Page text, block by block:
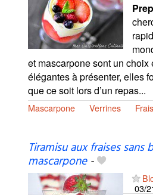
et mascarpone sont un
élégantes à présenter, elles
que ce soit lors d’un repas...
Mascarpone Verrines
Tiramisu aux fraises
mascarpone-
03/